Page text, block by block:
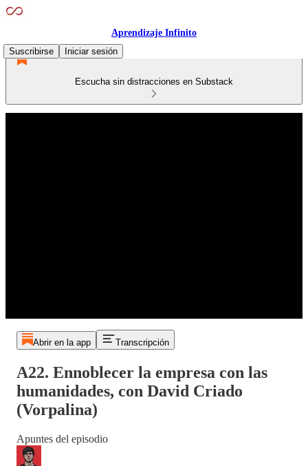
Aprendizaje Infinito
Suscribirse
Iniciar sesión
Escucha sin distracciones en Substack
Abrir en la app Transcripción
A22. Ennoblecer la empresa con las
humanidades, con David Criado
(Vorpalina)
Apuntes del episodio